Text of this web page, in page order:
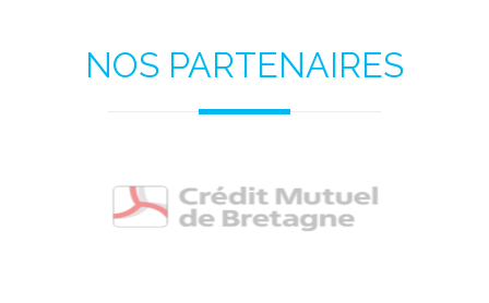
NOS PARTENAIRES